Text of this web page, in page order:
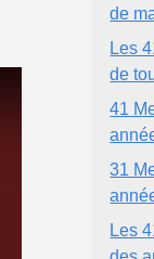
de
Les
de
41
31
Les